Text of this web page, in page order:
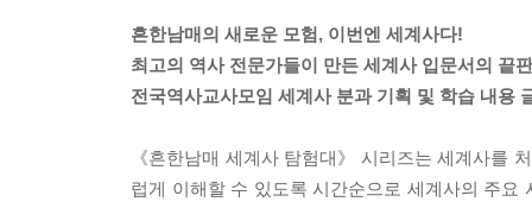
흔한남매의 새로운 모험, 이번엔 세계사다!
최고의 역사 전문가들이 만든 세계사 입문서의 끝
전국역사교사모임 세계사 분과 기획 및 학습 내용
《흔한남매 세계사 탐험대》 시리즈는 세계사를
럽게 이해할 수 있도록 시간순으로 세계사의 주